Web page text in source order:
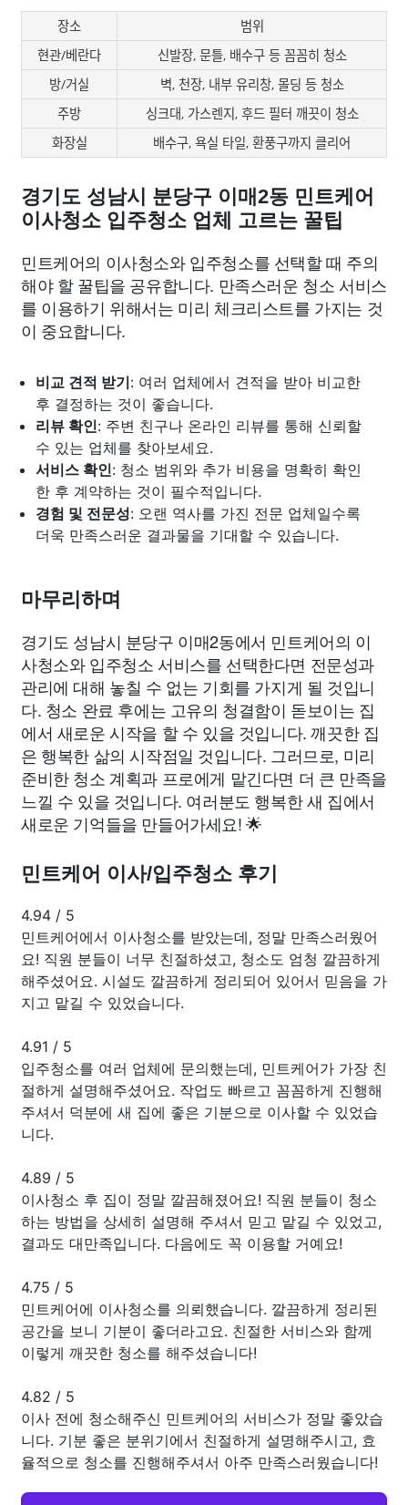
장소
범위
현관/베란다
신발장, 문틀, 배수구 등 꼼꼼히 청소
방/거실
벽, 천장, 내부 유리창, 몰딩 등 청소
주방
싱크대, 가스렌지, 후드 필터 깨끗이 청소
화장실
배수구, 욕실 타일, 환풍구까지 클리어
경기도 성남시 분당구 이매2동 민트케어
이사청소 입주청소 업체 고르는 꿀팁
민트케어의 이사청소와 입주청소를 선택할 때 주의
해야 할 꿀팁을 공유합니다. 만족스러운 청소 서비스
를 이용하기 위해서는 미리 체크리스트를 가지는 것
이 중요합니다.
비교 견적 받기: 여러 업체에서 견적을 받아 비교한
후 결정하는 것이 좋습니다.
리뷰 확인: 주변 친구나 온라인 리뷰를 통해 신뢰할
수 있는 업체를 찾아보세요.
서비스 확인: 청소 범위와 추가 비용을 명확히 확인
한 후 계약하는 것이 필수적입니다.
경험 및 전문성: 오랜 역사를 가진 전문 업체일수록
더욱 만족스러운 결과물을 기대할 수 있습니다.
마무리하며
경기도 성남시 분당구 이매2동에서 민트케어의 이
사청소와 입주청소 서비스를 선택한다면 전문성과
관리에 대해 놓칠 수 없는 기회를 가지게 될 것입니
다. 청소 완료 후에는 고유의 청결함이 돋보이는 집
에서 새로운 시작을 할 수 있을 것입니다. 깨끗한 집
은 행복한 삶의 시작점일 것입니다. 그러므로, 미리
준비한 청소 계획과 프로에게 맡긴다면 더 큰 만족을
느낄 수 있을 것입니다. 여러분도 행복한 새 집에서
새로운 기억들을 만들어가세요! 🌟
민트케어 이사/입주청소 후기
4.94 / 5
민트케어에서 이사청소를 받았는데, 정말 만족스러웠어
요! 직원 분들이 너무 친절하셨고, 청소도 엄청 깔끔하게
해주셨어요. 시설도 깔끔하게 정리되어 있어서 믿음을 가
지고 맡길 수 있었습니다.
4.91 / 5
입주청소를 여러 업체에 문의했는데, 민트케어가 가장 친
절하게 설명해주셨어요. 작업도 빠르고 꼼꼼하게 진행해
주셔서 덕분에 새 집에 좋은 기분으로 이사할 수 있었습
니다.
4.89 / 5
이사청소 후 집이 정말 깔끔해졌어요! 직원 분들이 청소
하는 방법을 상세히 설명해 주셔서 믿고 맡길 수 있었고,
결과도 대만족입니다. 다음에도 꼭 이용할 거예요!
4.75 / 5
민트케어에 이사청소를 의뢰했습니다. 깔끔하게 정리된
공간을 보니 기분이 좋더라고요. 친절한 서비스와 함께
이렇게 깨끗한 청소를 해주셨습니다!
4.82 / 5
이사 전에 청소해주신 민트케어의 서비스가 정말 좋았습
니다. 기분 좋은 분위기에서 친절하게 설명해주시고, 효
율적으로 청소를 진행해주셔서 아주 만족스러웠습니다!